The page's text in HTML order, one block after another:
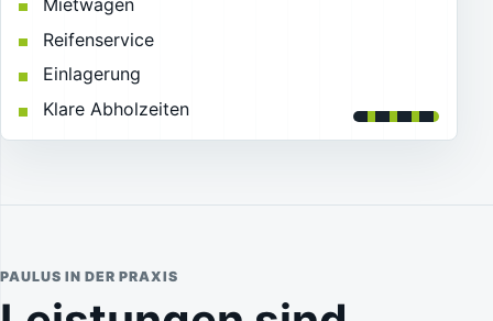
Reifenservice
Einlagerung
Klare Abholzeiten
PAULUS IN DER PRAXIS